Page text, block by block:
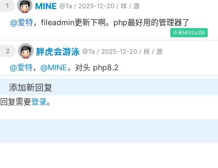
1 MINE @Ta / 2025-12-20 / 样 / 源
@爱特，fileadmin更新下啊。php最好用的管理器了
小米MIX2s(白)
2 胖虎会游泳 @Ta / 2025-12-20 / 样 / 源
@爱特， @MINE，对头 php8.2
添加新回复
回复需要登录。